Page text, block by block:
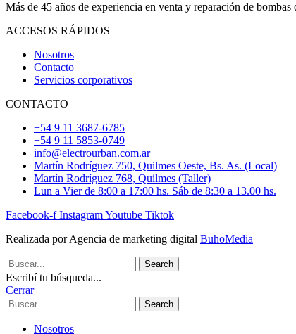
Más de 45 años de experiencia en venta y reparación de
ACCESOS RÁPIDOS
Nosotros
Contacto
Servicios corporativos
CONTACTO
+54 9 11 3687-6785
+54 9 11 5853-0749
info@electrourban.com.ar
Martín Rodríguez 750, Quilmes Oeste, Bs. As. (Local)
Martín Rodríguez 768, Quilmes (Taller)
Lun a Vier de 8:00 a 17:00 hs. Sáb de 8:30 a 13.00 hs.
Facebook-f InstagramYoutube Tiktok
Realizada por Agencia de marketing digital BuhoMedia
Search
Escribí tu búsqueda...
Cerrar
Search
Nosotros